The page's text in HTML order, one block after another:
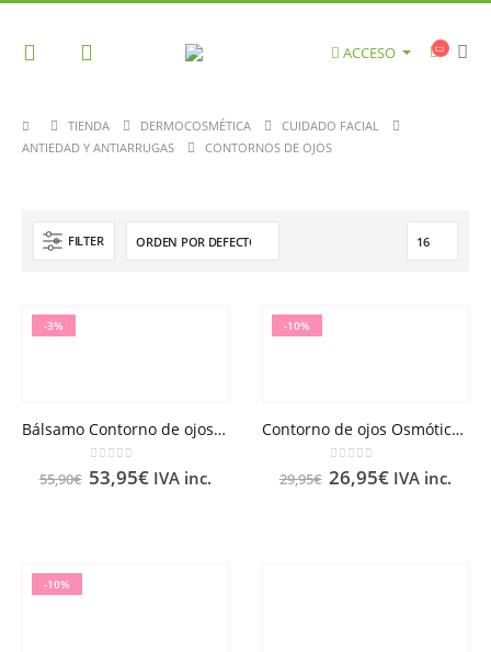
ACCESO
TIENDA DERMOCOSMÉTICA
CUIDADO FACIAL
ANTIEDAD Y ANTIARRUGAS
CONTORNOS DE OJOS
FILTER
-3%
Bálsamo Contorno de ojos Luminosidad Nuxuriance® Gold 15ml
0out of 5
55,90€ 53,95€ IVA inc.
-10%
Contorno de ojos Osmótico LQ
0out of 5
29,95€ 26,95€ IVA inc.
-10%